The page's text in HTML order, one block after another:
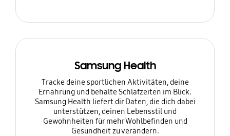
Samsung Health
Tracke deine sportlichen Aktivitäten, deine
Ernährung und behalte Schlafzeiten im Blick.
Samsung Health liefert dir Daten, die dich dabei
unterstützen, deinen Lebensstil und
Gewohnheiten für mehr Wohlbefinden und
Gesundheit zu verändern.